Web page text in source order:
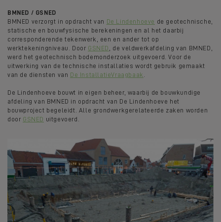
BMNED / GSNED
BMNED verzorgt in opdracht van
De Lindenhoeve de geotechnische,
statische en bouwfysische berekeningen en al het daarbij
corresponderende tekenwerk, een en ander tot op
werktekeningniveau. Door GSNED
, de veldwerkafdeling van BMNED,
werd het geotechnisch bodemonderzoek uitgevoerd. Voor de
uitwerking van de technische installaties wordt gebruik gemaakt
van de diensten van De InstallatieVraagbaak
De Lindenhoeve bouwt in eigen beheer, waarbij de bouwkundige
afdeling van BMNED in opdracht van De Lindenhoeve het
bouwproject begeleidt. Alle grondwerkgerelateerde zaken worden
door GSNED uitgevoerd.